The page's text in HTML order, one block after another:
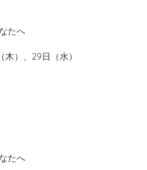
たへ
）、29日（水）
たへ